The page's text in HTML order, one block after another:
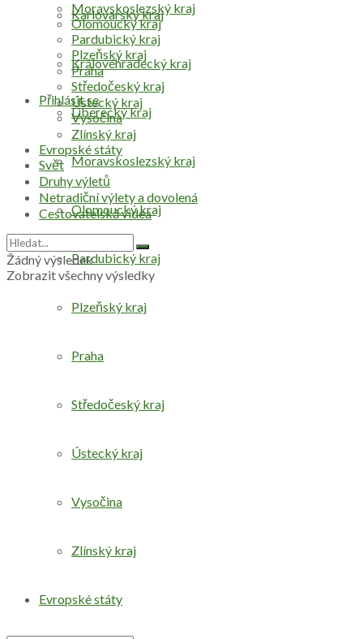
Přihlásit se
Karlovarský kraj
Královéhradecký kraj
Liberecký kraj
Moravskoslezský kraj
Olomoucký kraj
Pardubický kraj
Plzeňský kraj
Praha
Středočeský kraj
Ústecký kraj
Vysočina
Zlínský kraj
Evropské státy
Moravskoslezský kraj
Olomoucký kraj
Pardubický kraj
Plzeňský kraj
Praha
Středočeský kraj
Ústecký kraj
Vysočina
Zlínský kraj
Evropské státy
Svět
Druhy výletů
Netradiční výlety a dovolená
Cestovatelská videa
Žádný výsledek
Zobrazit všechny výsledky